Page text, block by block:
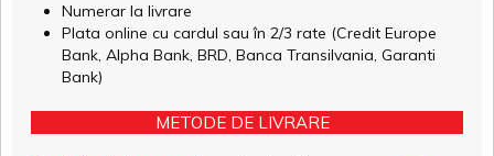
Numerar la livrare
Plata online cu cardul sau în 2/3 rate (Credit Europe
Bank, Alpha Bank, BRD, Banca Transilvania, Garanti
Bank)
METODE DE LIVRARE